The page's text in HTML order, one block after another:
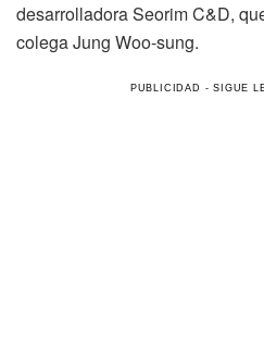
desarrolladora Seorim C&D,
colega Jung Woo-sung.